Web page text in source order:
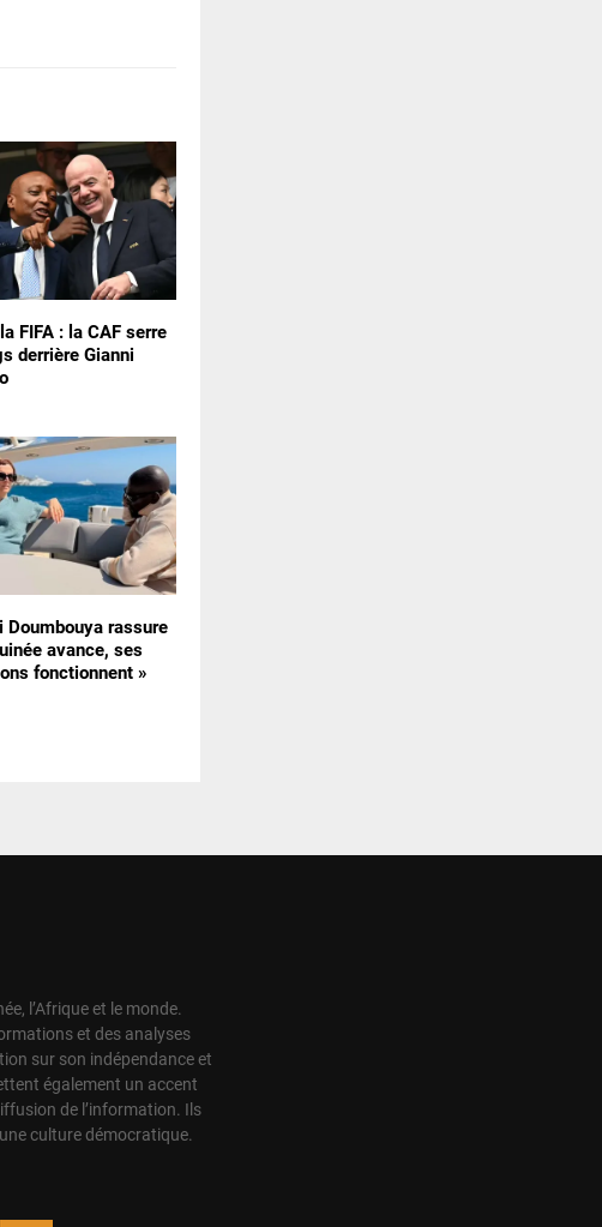
FIFA : la CAF serre
derrière Gianni
Doumbouya rassure
avance, ses
fonctionnent »
l’Afrique et le monde.
et des analyses
sur son indépendance et
également un accent
de l’information. Ils
culture démocratique.